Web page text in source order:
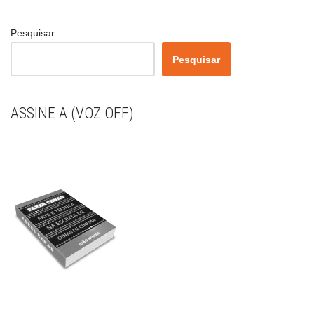
Pesquisar
Pesquisar
ASSINE A (VOZ OFF)